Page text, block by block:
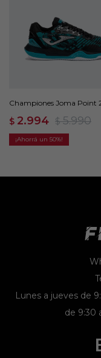
Championes Joma Point
$ 2.994 $ 5.990
50
Lunes a jueves de
de 9:30